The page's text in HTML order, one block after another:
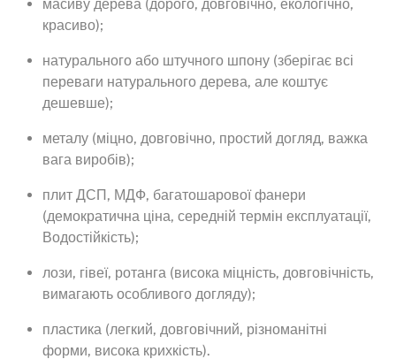
масиву дерева (дорого, довговічно, екологічно,
красиво);
натурального або штучного шпону (зберігає всі
переваги натурального дерева, але коштує
дешевше);
металу (міцно, довговічно, простий догляд, важка
вага виробів);
плит ДСП, МДФ, багатошарової фанери
(демократична ціна, середній термін експлуатації,
Водостійкість);
лози, гівеї, ротанга (висока міцність, довговічність,
вимагають особливого догляду);
пластика (легкий, довговічний, різноманітні
форми, висока крихкість).